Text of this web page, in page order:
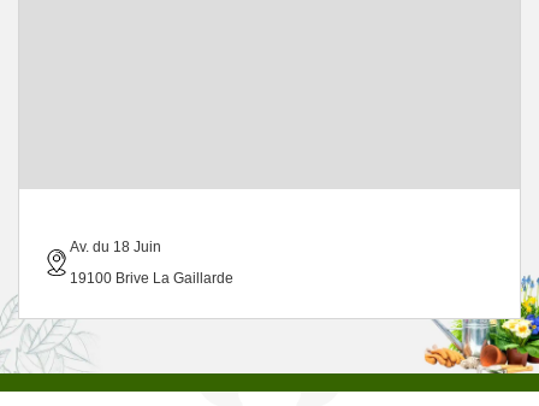
Av. du 18 Juin
19100 Brive La Gaillarde